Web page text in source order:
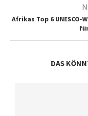
Afrikas Top 6
DAS